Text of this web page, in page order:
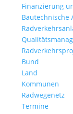
Finanzierung
Bautechnische
Bund
Land
Kommunen
Radwegenetz
Termine